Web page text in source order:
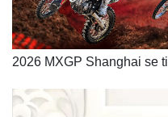
2026 MXGP Shanghai se